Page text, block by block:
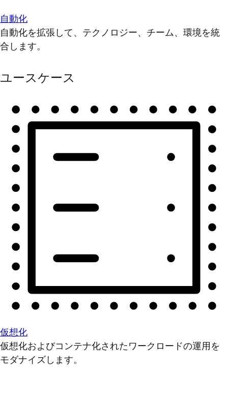
自動化
自動化を拡張して、テクノロジー、チーム、環境を統
合します。
ユースケース
仮想化
仮想化およびコンテナ化されたワークロードの運用を
モダナイズします。